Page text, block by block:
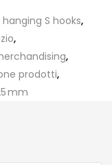
hanging S hooks,
,
,
prodotti,
mm